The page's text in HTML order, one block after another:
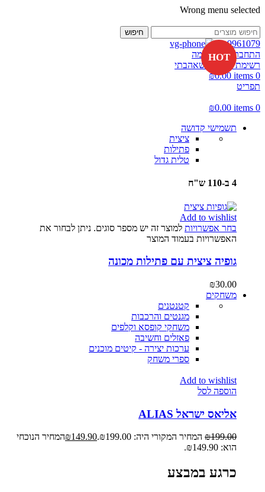
Wrong menu selected
חיפוש
02-9961079
התחברות / הרשמה
רשימת מוצרים שאהבתי
0
items
₪0.00
תפריט
0
items
₪0.00
תשמישי קדושה
ציצית
פתילות
טלית גדול
4 ב-110 ש"ח
Add to wishlist
בחר אפשרויות למוצר זה יש מספר סוגים. ניתן לבחור את
האפשרויות בעמוד המוצר
גופיה ציצית עם פתילות מכונה
₪30.00
משחקים
קטנטנים
מגנטים והרכבות
משחקי קופסא וקלפים
פאזלים וחשיבה
ערכות יצירה - קיטים מוכנים
ספרי משחק
HOT
Add to wishlist
הוספה לסל
אליאס ישראל ALIAS
₪199.00 המחיר המקורי היה: ₪199.00. ₪149.90
המחיר הנוכחי
הוא: ₪149.90.
כרגע במבצע